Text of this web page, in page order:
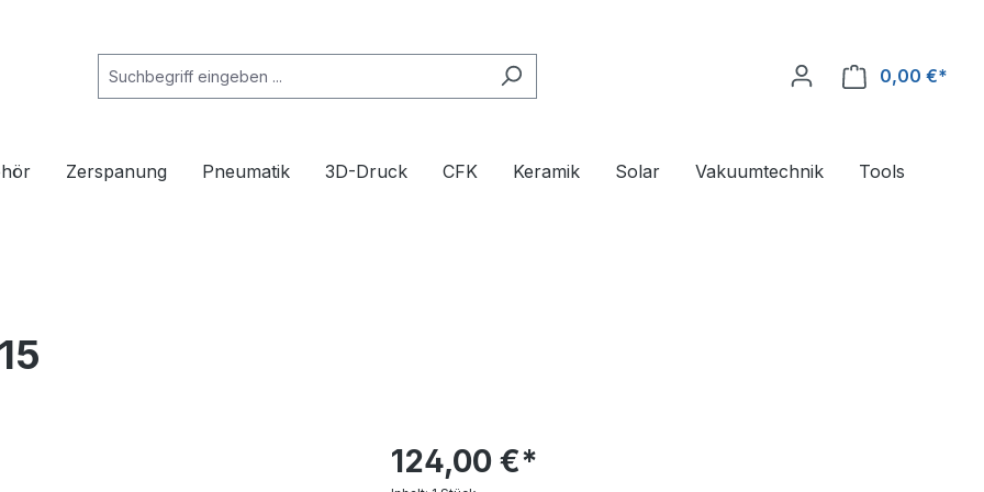
0,00 €*
Zerspanung Pneumatik 3D-Druck CFK Keramik Solar Vakuumtechnik Tools
124,00 €*